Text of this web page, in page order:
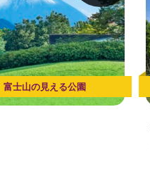
士山の見える公園